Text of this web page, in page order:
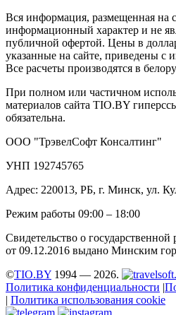
Вся информация, размещенная на
информационный характер и не
публичной офертой. Цены в
указанные на сайте, приведены с
Все расчеты производятся в
При полном или частичном
материалов сайта TIO.BY
обязательна.
ООО "ТрэвелСофт Консалтинг"
УНП 192745765
Адрес: 220013, РБ, г. Минск, ул.
Режим работы 09:00 – 18:00
Свидетельство о
от 09.12.2016 выдано Минским
©TIO.BY 1994 — 2026.
Политика конфиденциальности |
| Политика использования cookie